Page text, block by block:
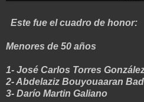
Este fue el cuadro de honor:
Menores de 50 años
1- José Carlos Torres
2- Abdelaziz Bouyouaaran
3- Darío Martin Galiano